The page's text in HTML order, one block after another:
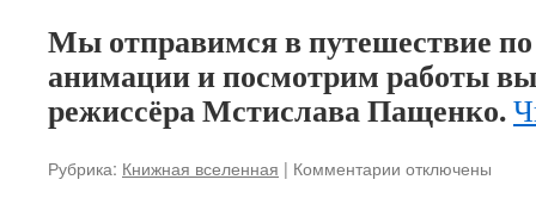
Мы отправимся в путешествие по
анимации и посмотрим работы
режиссёра Мстислава Пащенко.
Рубрика: Книжная вселенная | Комментарии котключены